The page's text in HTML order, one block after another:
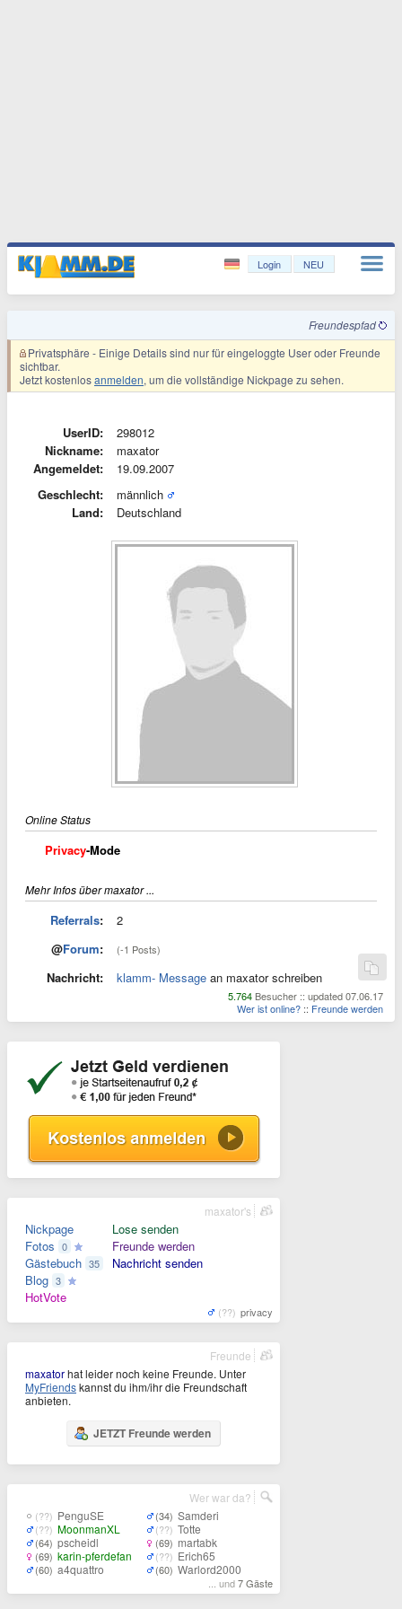
Login NEU
Freundespfad
Privatsphäre - Einige Details sind nur für eingeloggte User oder Freunde
sichtbar.
Jetzt kostenlosanmelden, um die vollständige Nickpage zu sehen.
UserID:
298012
Nickname:
maxator
Angemeldet:
19.09.2007
Geschlecht:
männlich
Land:
Deutschland
Online Status
Privacy-Mode
Mehr Infos über maxator ...
Referrals:
2
@Forum: (-1 Posts)
Nachricht: klamm- Message an maxator schreiben
5.764 Besucher :: updated 07.06.17
Wer ist online? :: Freunde werden
Nickpage
Fotos 0
Gästebuch 35
Blog 3
HotVote
Lose senden
Freunde werden
Nachricht senden
(??) privacy
maxator's
maxatorhat leider noch keine Freunde. Unter
MyFriendskannst du ihm/ihr die Freundschaft
anbieten.
JETZT Freunde werden
Freunde
(??) PenguSE
(??) MoonmanXL
(64) pscheidl
(69) karin-pferdefan
(60) a4quattro
(34) Samderi
(??) Totte
(69) martabk
(??) Erich65
(60) Warlord2000
... und7 Gäste
Wer war da?